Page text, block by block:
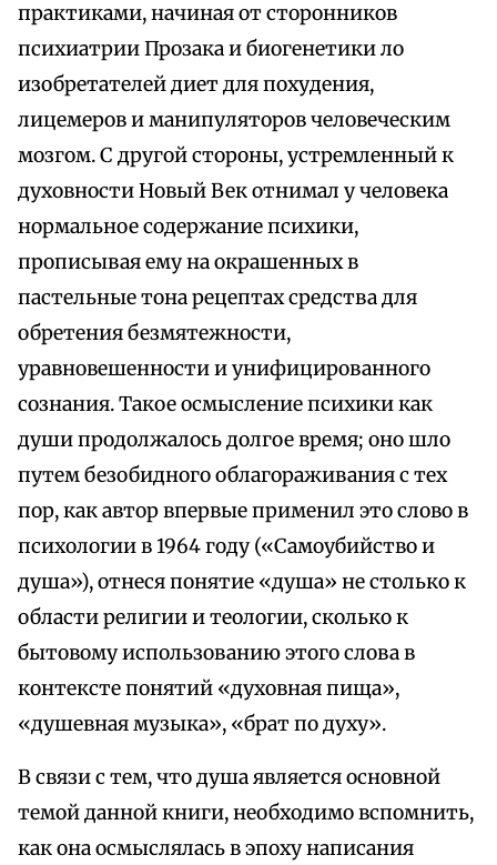
практиками, начиная от сторонников
психиатрии Прозака и биогенетики ло
изобретателей диет для похудения,
лицемеров и манипуляторов человеческим
мозгом. С другой стороны, устремленный к
духовности Новый Век отнимал у человека
нормальное содержание психики,
прописывая ему на окрашенных в
пастельные тона рецептах средства для
обретения безмятежности,
уравновешенности и унифицированного
сознания. Такое осмысление психики как
души продолжалось долгое время; оно шло
путем безобидного облагораживания с тех
пор, как автор впервые применил это слово в
психологии в 1964 году («Самоубийство и
душа»), отнеся понятие «душа» не столько к
области религии и теологии, сколько к
бытовому использованию этого слова в
контексте понятий «духовная пища»,
«душевная музыка», «брат по духу».
В связи с тем, что душа является основной
темой данной книги, необходимо вспомнить,
как она осмыслялась в эпоху написания